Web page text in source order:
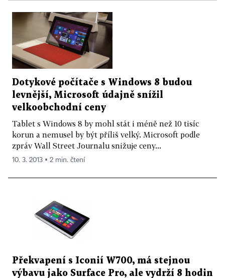
Dotykové počítače s Windows 8 budou
levnější, Microsoft údajně snížil
velkoobchodní ceny
Tablet s Windows 8 by mohl stát i méně než 10 tisíc
korun a nemusel by být příliš velký. Microsoft podle
zpráv Wall Street Journalu snižuje ceny...
10. 3. 2013 ▪ 2 min. čtení
Překvapení s Iconií W700, má stejnou
výbavu jako Surface Pro, ale vydrží 8 hodin